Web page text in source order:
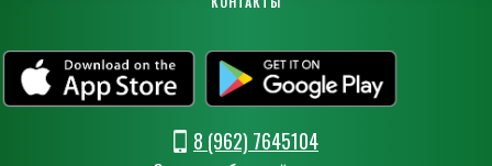
8 (962) 7645104